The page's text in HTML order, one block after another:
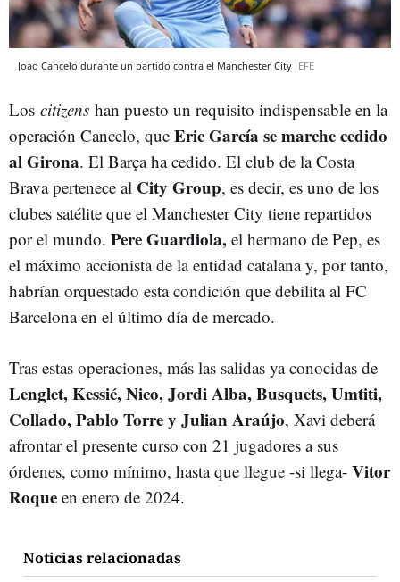
Joao Cancelo durante un partido contra el Manchester City EFE
Los citizens han puesto un requisito indispensable en la
operación Cancelo, que Eric García se marche cedido
al Girona. El Barça ha cedido. El club de la Costa
Brava pertenece al City Group, es decir, es uno de los
clubes satélite que el Manchester City tiene repartidos
por el mundo. Pere Guardiola, el hermano de Pep, es
el máximo accionista de la entidad catalana y, por tanto,
habrían orquestado esta condición que debilita al FC
Barcelona en el último día de mercado.
Tras estas operaciones, más las salidas ya conocidas de
Lenglet, Kessié, Nico, Jordi Alba, Busquets, Umtiti,
Collado, Pablo Torre y Julian Araújo, Xavi deberá
afrontar el presente curso con 21 jugadores a sus
órdenes, como mínimo, hasta que llegue -si llega- Vitor
Roque en enero de 2024.
Noticias relacionadas